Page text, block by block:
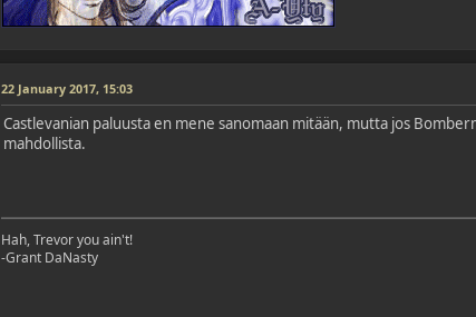
22 January 2017, 15:03
Castlevanian paluusta en mene sanomaan mitään, mutta jos
mahdollista.
Hah, Trevor you ain't!
-Grant DaNasty